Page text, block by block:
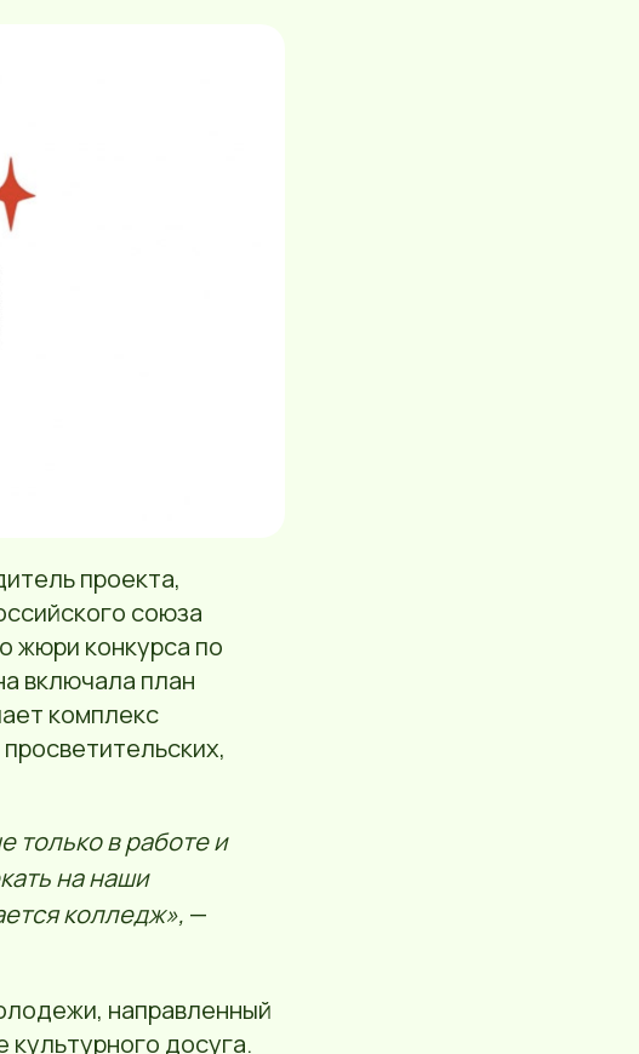
проекта,
союза
жюри конкурса по
включала план
комплекс
только в работе и
на наши
колледж», —
направленный
культурного досуга.